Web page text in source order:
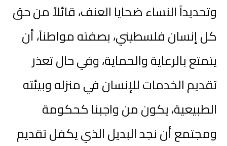
وتحديداً النساء ضحايا العنف، قائلاً من حق
كل إنسان فلسطيني، بصفته مواطناً، أن
يتمتع بالرعاية والحماية، وفي حال تعذر
تقديم الخدمات للإنسان في منزله وبيئته
الطبيعية، يكون من واجبنا كحكومة
ومجتمع أن نجد البديل الذي يكفل تقديم